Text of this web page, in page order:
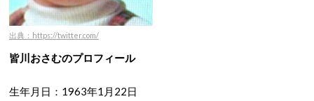
出典：https://twitter.com/
皆川おさむのプロフィール
生年月日：1963年1月22日